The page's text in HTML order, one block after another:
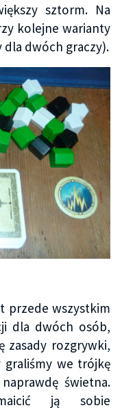
sztorm. Na
kolejne warianty
dwóch graczy).
przede wszystkim
dla dwóch osób,
zasady rozgrywki,
graliśmy we trójkę
świetna.
ją sobie